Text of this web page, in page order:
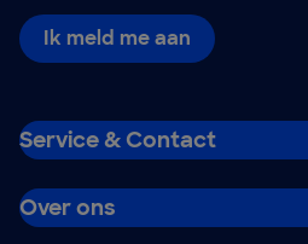
Ik meld me aan
Service & Contact
Over ons